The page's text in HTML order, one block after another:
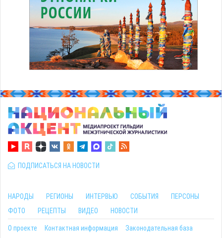
ПОДПИСАТЬСЯ НА НОВОСТИ
НАРОДЫ РЕГИОНЫ ИНТЕРВЬЮ СОБЫТИЯ
ПЕРСОНЫ
ФОТО
РЕЦЕПТЫ ВИДЕО НОВОСТИ
О проекте Контактная информация Законодательная база